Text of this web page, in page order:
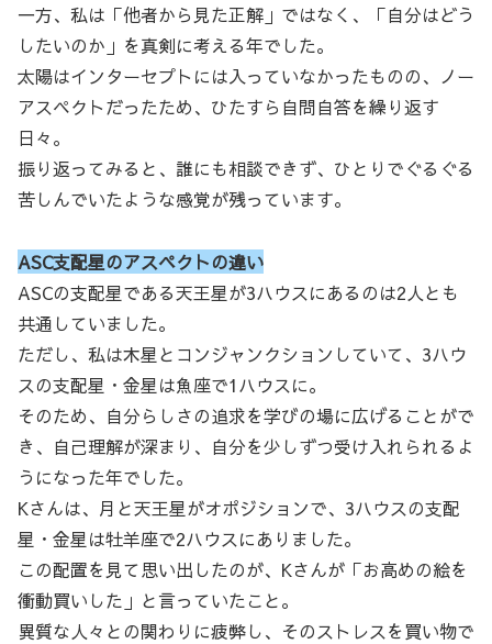
一方、私は「他者から見た正解」ではなく、「自分はどう
したいのか」を真剣に考える年でした。
太陽はインターセプトには入っていなかったものの、ノー
アスペクトだったため、ひたすら自問自答を繰り返す
日々。
振り返ってみると、誰にも相談できず、ひとりでぐるぐる
苦しんでいたような感覚が残っています。
ASC支配星のアスペクトの違い
ASCの支配星である天王星が3ハウスにあるのは2人とも
共通していました。
ただし、私は木星とコンジャンクションしていて、3ハウ
スの支配星・金星は魚座で1ハウスに。
そのため、自分らしさの追求を学びの場に広げることがで
き、自己理解が深まり、自分を少しずつ受け入れられるよ
うになった年でした。
Kさんは、月と天王星がオポジションで、3ハウスの支配
星・金星は牡羊座で2ハウスにありました。
この配置を見て思い出したのが、Kさんが「お高めの絵を
衝動買いした」と言っていたこと。
異質な人々との関わりに疲弊し、そのストレスを買い物で